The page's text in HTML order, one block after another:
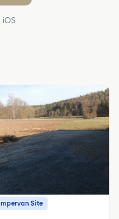
iOS
Site